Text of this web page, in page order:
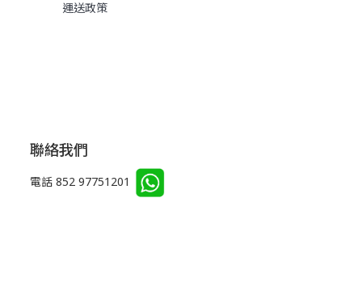
運送政策
聯絡我們
電話 852 97751201